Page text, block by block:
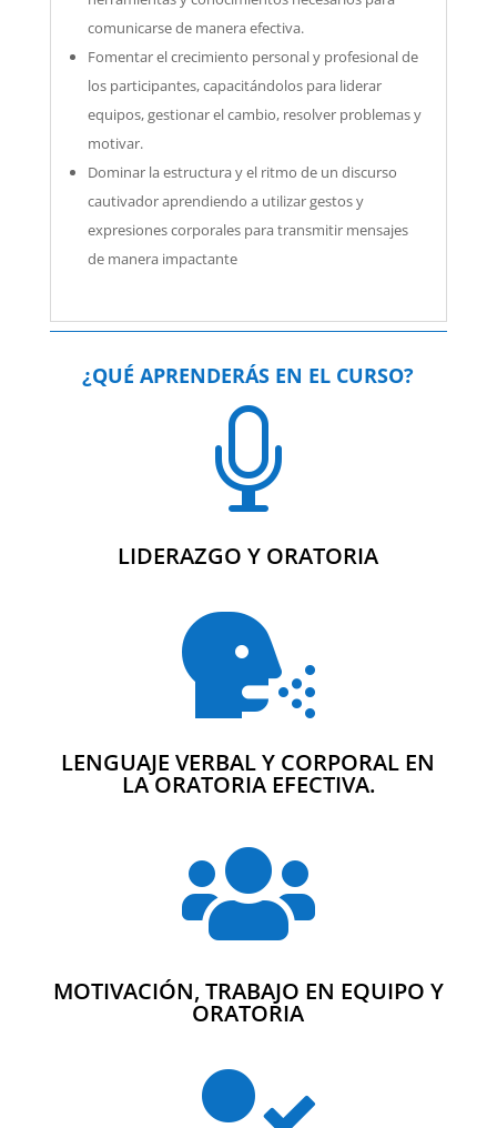
comunicarse de manera efectiva.
Fomentar el crecimiento personal y profesional de
los participantes, capacitándolos para liderar
equipos, gestionar el cambio, resolver problemas y
motivar.
Dominar la estructura y el ritmo de un discurso
cautivador aprendiendo a utilizar gestos y
expresiones corporales para transmitir mensajes
de manera impactante
¿QUÉ APRENDERÁS EN EL CURSO?

LIDERAZGO Y ORATORIA

LENGUAJE VERBAL Y CORPORAL EN
LA ORATORIA EFECTIVA.

MOTIVACIÓN, TRABAJO EN EQUIPO Y
ORATORIA